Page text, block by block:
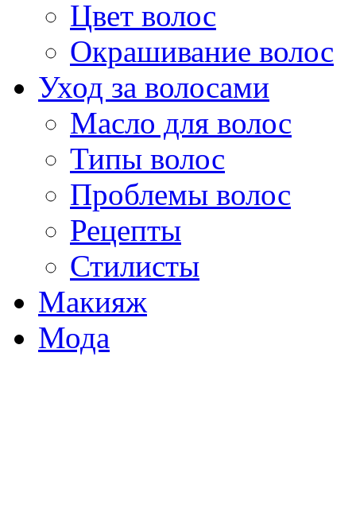
Цвет волос
Окрашивание волос
Уход за волосами
Масло для волос
Типы волос
Проблемы волос
Рецепты
Стилисты
Макияж
Мода